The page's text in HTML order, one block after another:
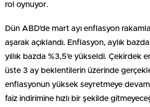
rol oynuyor.
Dün ABD’de mart ayı enflasyon
aşarak açıklandı. Enflasyon, aylık
yıllık bazda %3,5’e yükseldi. Çekirdek
üste 3 ay beklentilerin üzerinde
enflasyonun yüksek seyretmeye
faiz indirimine hızlı bir şekilde